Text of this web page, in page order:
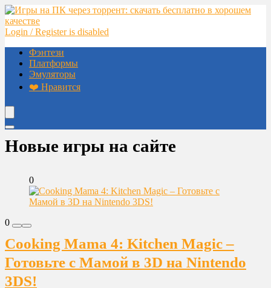
Login / Register is disabled
Фэнтези
Платформы
Эмуляторы
❤️ Нравится
Новые игры на сайте
0
0
Cooking Mama 4: Kitchen Magic –
Готовьте с Мамой в 3D на Nintendo
3DS!